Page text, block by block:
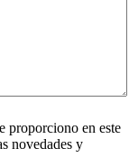
proporciono en este
novedades y